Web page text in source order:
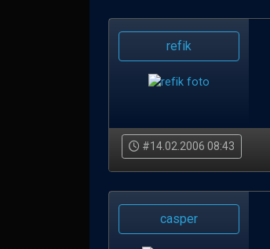
refik
#14.02.2006 08:43
casper